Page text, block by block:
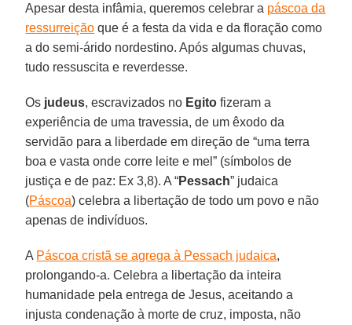
Apesar desta infâmia, queremos celebrar a páscoa da
ressurreição que é a festa da vida e da floração como
a do semi-árido nordestino. Após algumas chuvas,
tudo ressuscita e reverdesse.
Os judeus, escravizados no Egito fizeram a
experiência de uma travessia, de um êxodo da
servidão para a liberdade em direção de “uma terra
boa e vasta onde corre leite e mel” (símbolos de
justiça e de paz: Ex 3,8). A “Pessach” judaica
(Páscoa) celebra a libertação de todo um povo e não
apenas de indivíduos.
A Páscoa cristã se agrega à Pessach judaica,
prolongando-a. Celebra a libertação da inteira
humanidade pela entrega de Jesus, aceitando a
injusta condenação à morte de cruz, imposta, não